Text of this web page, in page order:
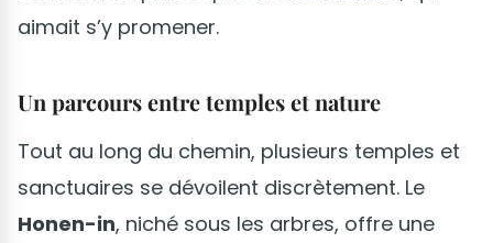
aimait s’y promener.
Un parcours entre temples et nature
Tout au long du chemin, plusieurs temples et
sanctuaires se dévoilent discrètement. Le
Honen-in, niché sous les arbres, offre une